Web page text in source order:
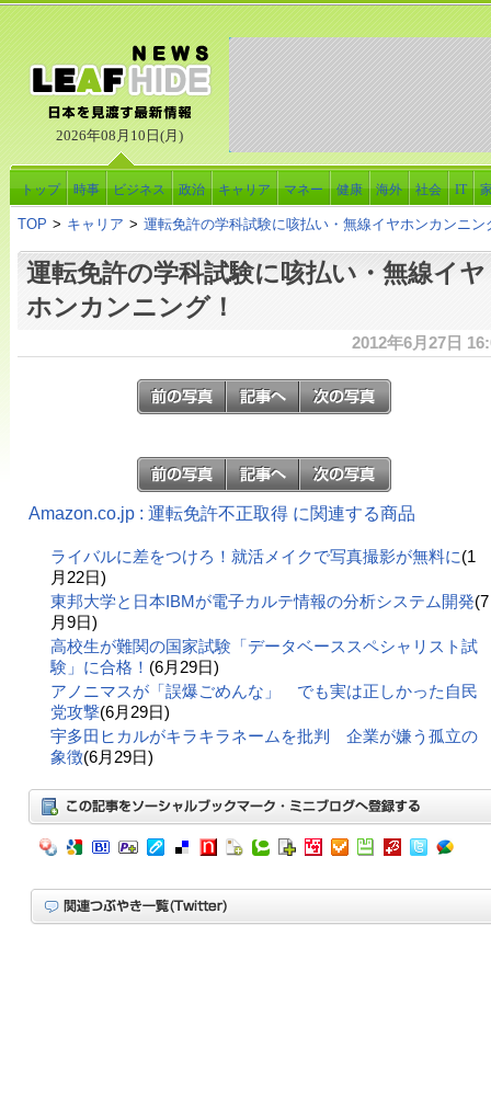
2026年08月10日(月)
トップ 時事 ビジネス 政治 キャリア マネー 健康 海外 社会 IT
TOP > キャリア > 運転免許の学科試験に咳払い・無線イヤホンカンニン
運転免許の学科試験に咳払い・無線イヤ
ホンカンニング！
2012年6月27日
Amazon.co.jp : 運転免許不正取得 に関連する商品
ライバルに差をつけろ！就活メイクで写真撮影が無料に(1
月22日)
東邦大学と日本IBMが電子カルテ情報の分析システム開発(7
月9日)
高校生が難関の国家試験「データベーススペシャリスト試
験」に合格！ (6月29日)
アノニマスが「誤爆ごめんな」 でも実は正しかった自民
党攻撃(6月29日)
宇多田ヒカルがキラキラネームを批判 企業が嫌う孤立の
象徴(6月29日)